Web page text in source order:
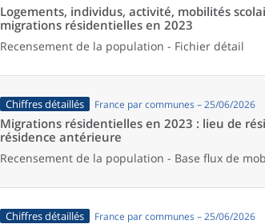
Logements, individus, activité, mobilités
migrations résidentielles en 2023
Recensement de la population - Fichier détail
Chiffres détaillés France par communes – 25/06/2026
Migrations résidentielles en 2023 : lieu de
résidence antérieure
Recensement de la population - Base flux de
Chiffres détaillés France par communes – 25/06/2026